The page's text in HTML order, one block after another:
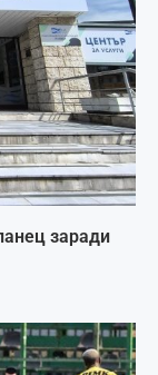
заради